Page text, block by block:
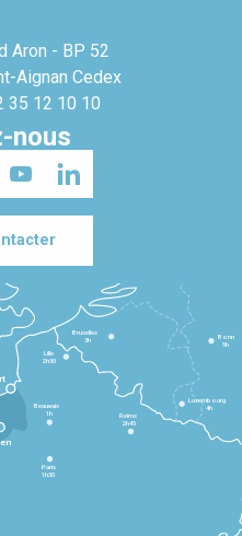
Aron - BP 52
Aignan Cedex
35 12 10 10
nous
Paris
1h30
Beauvais
1h
Reims
2h45
Lille
2h30
Bruxelles
3h
Bonn
5h
Luxembourg
4h